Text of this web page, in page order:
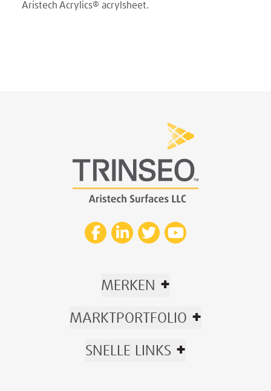
Aristech Acrylics® acrylsheet.
MERKEN +
MARKTPORTFOLIO +
SNELLE LINKS +